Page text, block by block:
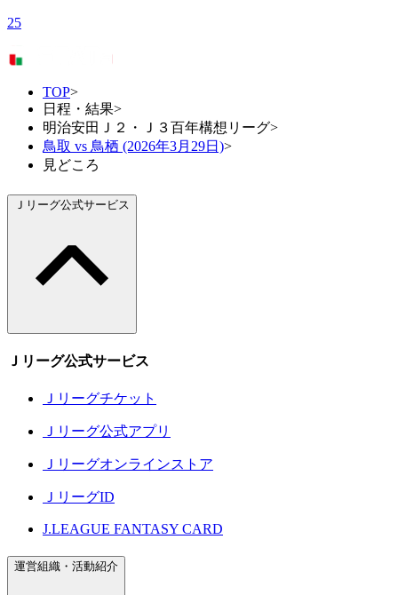
25
TOP>
日程・結果>
明治安田Ｊ２・Ｊ３百年構想リーグ>
鳥取 vs 鳥栖 (2026年3月29日)>
見どころ
Ｊリーグ公式サービス
Ｊリーグ公式サービス
Ｊリーグチケット
Ｊリーグ公式アプリ
Ｊリーグオンラインストア
ＪリーグID
J.LEAGUE FANTASY CARD
運営組織・活動紹介